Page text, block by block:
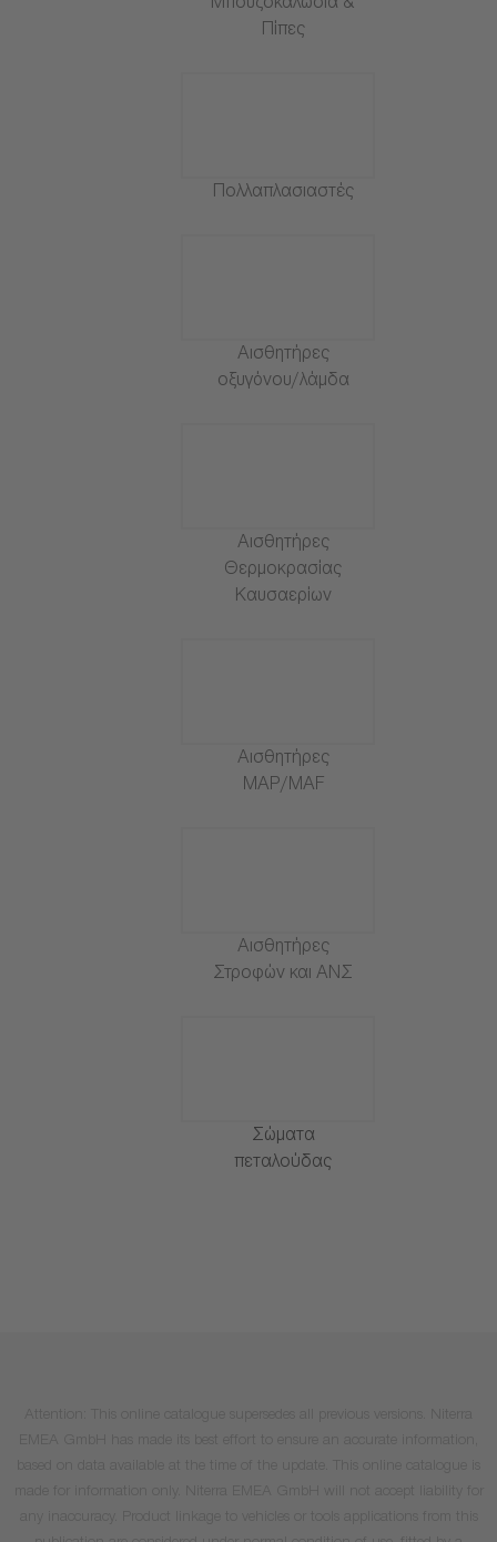
Μπουζοκαλώδια &
Πίπες
Πολλαπλασιαστές
Αισθητήρες
οξυγόνου/λάμδα
Αισθητήρες
Θερμοκρασίας
Καυσαερίων
Αισθητήρες
MAP/MAF
Αισθητήρες
Στροφών και ΑΝΣ
Σώματα
πεταλούδας